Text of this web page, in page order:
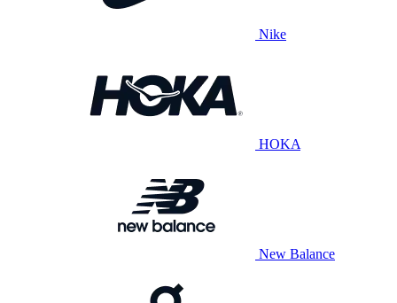
Nike
HOKA
New Balance